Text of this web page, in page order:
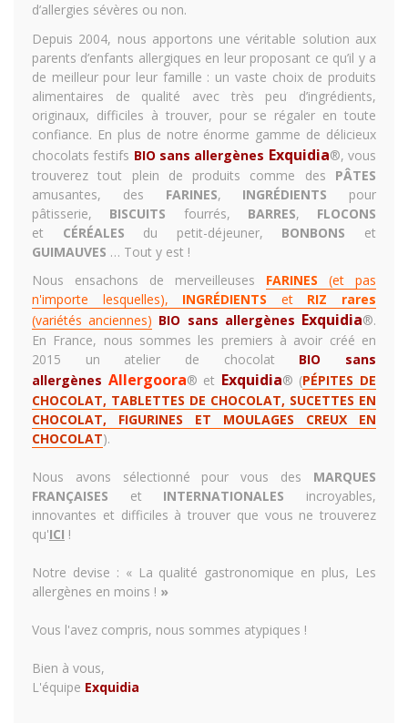
d’allergies sévères ou non.
Depuis 2004, nous apportons une véritable solution aux
parents d’enfants allergiques en leur proposant ce qu’il y a
de meilleur pour leur famille : un vaste choix de produits
alimentaires de qualité avec très peu d’ingrédients,
originaux, difficiles à trouver, pour se régaler en toute
confiance. En plus de notre énorme gamme de délicieux
chocolats festifs BIO sans allergènes Exquidia®, vous
trouverez tout plein de produits comme des PÂTES
amusantes, des FARINES, INGRÉDIENTS pour
pâtisserie, BISCUITS fourrés, BARRES, FLOCONS
et CÉRÉALES du petit-déjeuner, BONBONS et
GUIMAUVES … Tout y est !
Nous ensachons de merveilleuses FARINES (et pas
n'importe lesquelles), INGRÉDIENTS et RIZ rares
(variétés anciennes) BIO sans allergènes Exquidia®.
En France, nous sommes les premiers à avoir créé en
2015 un atelier de chocolat BIO sans
allergènes Allergoora® et Exquidia® (PÉPITES DE
CHOCOLAT, TABLETTES DE CHOCOLAT, SUCETTES EN
CHOCOLAT, FIGURINES ET MOULAGES CREUX EN
CHOCOLAT).
Nous avons sélectionné pour vous des MARQUES
FRANÇAISES
et INTERNATIONALES
incroyables,
innovantes et difficiles à trouver que vous ne trouverez
qu'ICI !
Notre devise : « La qualité gastronomique en plus, Les
allergènes en moins ! »
Vous l'avez compris, nous sommes atypiques !
Bien à vous,
L'équipe Exquidia